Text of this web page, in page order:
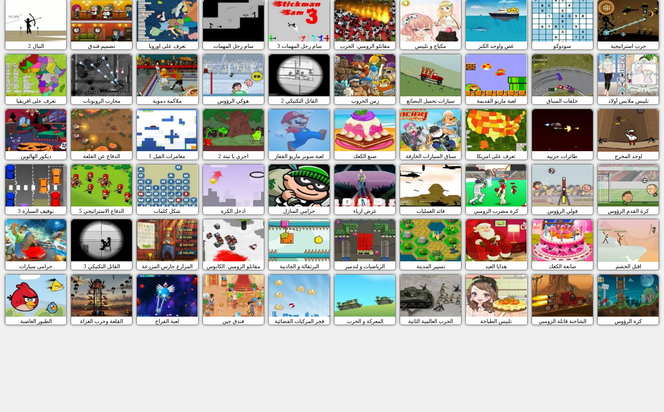
النبال 2 تصميم فندق تعرف على اوروبا سام رجل المهمات سام رجل المهمات 3 مقاتلو الزومبي: الحرب مكياج و تلبيس غص واوجد الكنز سودوكو حرب استراتيجية
تعرف على افريقيا محارب الروبوتات ملاكمة دموية هوكي الرؤوس القاتل التكتيكي 2 زمن الحروب سيارات تحميل البضائع لعبة ماريو القديمة حلقات السباق تلبيس ملابس أولاد
ديكور الهالوين الدفاع عن القلعة مغامرات الفيل 1 اجري يا نبتة 2 لعبة سوبر ماريو القفاز صنع الكعك سباق السيارات الخارقة تعرف على امريكا طائرات حربية اوجد المخرج
3 توقيف السيارة الدفاع الاستراتيجي 5 شكل كلمات ادخل الكرة حرامي المنازل عرض ازياء قائد العمليات كرة مضرب الزومبي فولي الرؤوس كرة القدم الرؤوس
حرامى سيارات القاتل التكتيكي 3 المزارع حارس المزرعة مقاتلو الزومبي: الكابوس البرتقالة و الجاذبية الرياضيات و لتدمير تسيير المدينة هدايا العيد صانعة الكعك اقتل الخصم
الطيور الغاضبة القلعة وحرب الغزاة لعبة الفراخ فندق جين فجر المركبات الفضائية المعركة و الحرب الحرب العالمية الثانية تلبيس الطباخة الشاحنة قاتلة الزومبي كرة الرؤوس